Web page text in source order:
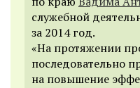
служебной
за 2014 год.
«На протяжении
последовательно
на повышение